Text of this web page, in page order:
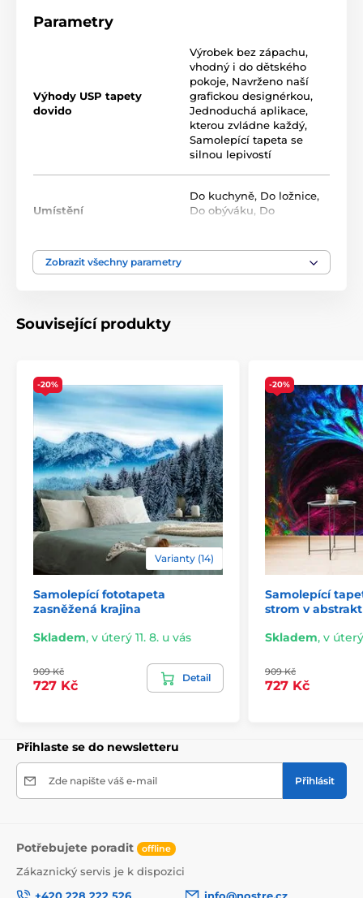
technologie nanáší potisk na fólii o tloušťce 90 µm.
akrylovým lepidlem s vysokou přilnavostí, které zajišťuje
dokonalé uchycení. Díky technologii tisku jsou velmi
Rozměr tapety v roli (šířka x výška v cm):
Ekologické a zdravotně nezávadné
Použitá technologie je šetrná k životnímu prostředí, což
zajišťuje bezpečnost použití v jakékoli místnosti.
Použité barvy splňují přísné normy chemické
bezpečnosti a mají certifikace VOC a GREENGUARD
GOLD. Naše samolepicí tapety navíc neobsahují PVC a
lepidlo je založeno na vodní bázi.
Před aplikací se ujistěte, že je stěna hladká, čistá a
lepivosti a pružnosti tapet je jejich lepení snadné a
jednoduché. V případě potřeby můžete využít náš
podrobný návod.
Parametry
Výhody USP tapety
dovido
Výrobek bez zápachu,
vhodný i do dětského
pokoje, Navrženo naší
grafickou designérkou,
Jednoduchá aplikace,
kterou zvládne každý,
Samolepící tapeta se
silnou lepivostí
Umístění
Do kuchyně, Do ložnice,
Do obýváku, Do
Barva
Zobrazit všechny parametry
Související produkty
-20%
Varianty (14)
Samolepící fototapeta
zasněžená krajina
Skladem, v úterý 11. 8. u vás
909 Kč
727 Kč
Detail
-20%
Samolepící
strom v
Skladem, v úterý
909 Kč
727 Kč
Přihlaste se do newsletteru
Zde napište váš e-mail Přihlásit
Potřebujete poradit offline
Zákaznický servis je k dispozici